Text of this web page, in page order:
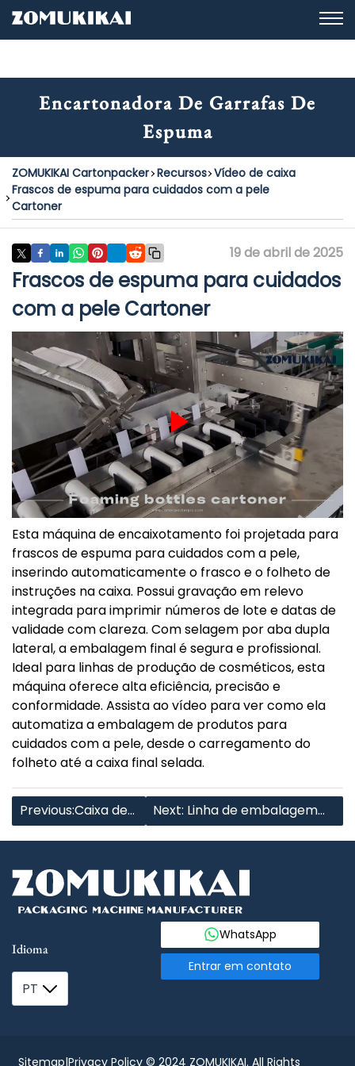
Encartonadora De Garrafas De
Espuma
ZOMUKIKAI Cartonpacker Recursos Vídeo de caixa
Frascos de espuma para cuidados com a pele
Cartoner
19 de abril de 2025
Frascos de espuma para cuidados
com a pele Cartoner
Esta máquina de encaixotamento foi projetada para
frascos de espuma para cuidados com a pele,
inserindo automaticamente o frasco e o folheto de
instruções na caixa. Possui gravação em relevo
integrada para imprimir números de lote e datas de
validade com clareza. Com selagem por aba dupla
lateral, a embalagem final é segura e profissional.
Ideal para linhas de produção de cosméticos, esta
máquina oferece alta eficiência, precisão e
conformidade. Assista ao vídeo para ver como ela
automatiza a embalagem de produtos para
cuidados com a pele, desde o carregamento do
folheto até a caixa final selada.
Previous:Caixa de
almofadas
Next: Linha de embalagem
automática
Idioma
PT
WhatsApp
Entrar em contato
Sitemap|Privacy Policy © 2024 ZOMUKIKAI. All Rights